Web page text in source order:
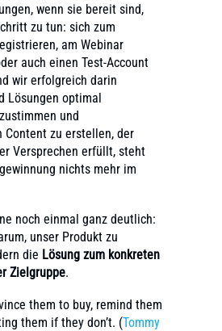
wenn sie bereit sind,
zu tun: sich zum
am Webinar
auch einen Test-Account
wir erfolgreich darin
Lösungen optimal
und
Content zu erstellen, der
Versprechen erfüllt, steht
nichts mehr im
noch einmal ganz deutlich:
unser Produkt zu
die Lösung zum konkreten
Zielgruppe.
them to buy, remind them
them if they don’t. (Tommy